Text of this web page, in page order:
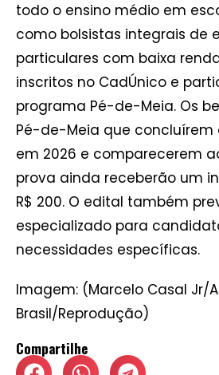
todo o ensino médio em
como bolsistas integrais de
particulares com baixa
inscritos no CadÚnico e
programa Pé-de-Meia. Os
Pé-de-Meia que concluírem
em 2026 e comparecerem
prova ainda receberão um
R$ 200. O edital também
especializado para
necessidades específicas.
Imagem: (Marcelo Casal Jr/
Brasil/Reprodução)
Compartilhe